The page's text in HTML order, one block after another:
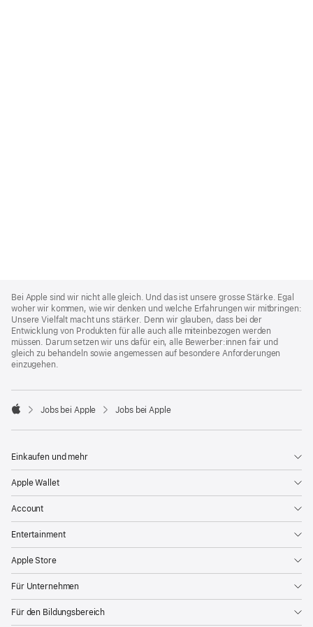
Footer
Bei Apple sind wir nicht alle gleich. Und das ist unsere grosse Stärke. Egal
woher wir kommen, wie wir denken und welche Erfahrungen wir mitbringen:
Unsere Vielfalt macht uns stärker. Denn wir glauben, dass bei der
Entwicklung von Produkten für alle auch alle miteinbezogen werden
müssen. Darum setzen wir uns dafür ein, alle Bewerber:innen fair und
gleich zu behandeln sowie angemessen auf besondere Anforderungen
einzugehen.

Jobs bei Apple Jobs bei Apple
Einkaufen und mehr
Apple Wallet
Account
Entertainment
Apple Store
Für Unternehmen
Für den Bildungsbereich